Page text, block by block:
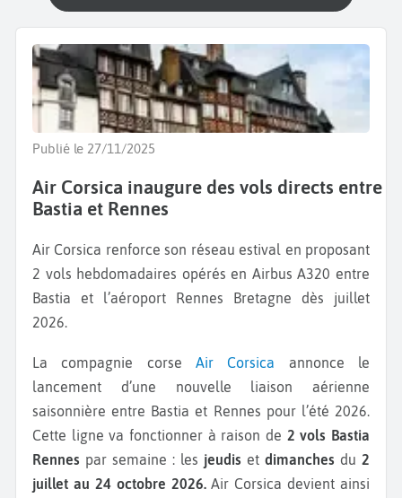
Publié le 27/11/2025
Air Corsica inaugure des vols directs entre
Bastia et Rennes
Air Corsica renforce son réseau estival en proposant
2 vols hebdomadaires opérés en Airbus A320 entre
Bastia et l’aéroport Rennes Bretagne dès juillet
2026.
La compagnie corse Air Corsica annonce le
lancement d’une nouvelle liaison aérienne
saisonnière entre Bastia et Rennes pour l’été 2026.
Cette ligne va fonctionner à raison de 2 vols Bastia
Rennes par semaine : les jeudis et dimanches du 2
juillet au 24 octobre 2026. Air Corsica devient ainsi